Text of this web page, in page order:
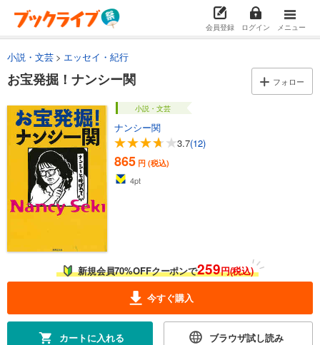
会員登録 ログイン メニュー
小説・文芸 エッセイ・紀行
お宝発掘！ナンシー関 フォロー
小説・文芸
ナンシー関
3.7(12)
865 円 (税込)
4pt
新規会員70%OFFクーポンで259円(税込)
今すぐ購入
カートに入れる ブラウザ試し読み